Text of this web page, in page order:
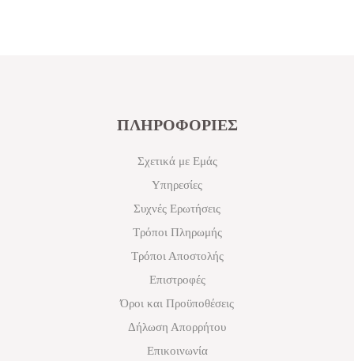
ΠΛΗΡΟΦΟΡΙΕΣ
Σχετικά με Εμάς
Υπηρεσίες
Συχνές Ερωτήσεις
Τρόποι Πληρωμής
Τρόποι Αποστολής
Επιστροφές
Όροι και Προϋποθέσεις
Δήλωση Απορρήτου
Επικοινωνία